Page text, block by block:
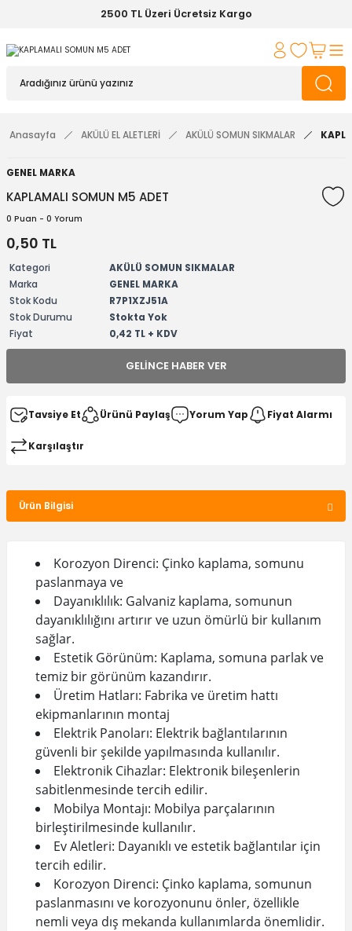
2500 TL Üzeri Ücretsiz Kargo
Anasayfa AKÜLÜ EL ALETLERİ AKÜLÜ SOMUN SIKMALAR
GENEL MARKA
KAPLAMALI SOMUN M5 ADET
0 Puan - 0 Yorum
0,50 TL
Kategori
AKÜLÜ SOMUN SIKMALAR
Marka
GENEL MARKA
Stok Kodu
R7P1XZJ51A
Stok Durumu
Stokta Yok
Fiyat
0,42 TL + KDV
GELINCE HABER VER
Tavsiye Et Ürünü Paylaş Yorum Yap Fiyat Alarmı
Karşılaştır
Ürün Bilgisi
Korozyon Direnci: Çinko kaplama, somunu
paslanmaya ve
Dayanıklılık: Galvaniz kaplama, somunun
dayanıklılığını artırır ve uzun ömürlü bir kullanım
sağlar.
Estetik Görünüm: Kaplama, somuna parlak ve
temiz bir görünüm kazandırır.
Üretim Hatları: Fabrika ve üretim hattı
ekipmanlarının montaj
Elektrik Panoları: Elektrik bağlantılarının
güvenli bir şekilde yapılmasında kullanılır.
Elektronik Cihazlar: Elektronik bileşenlerin
sabitlenmesinde tercih edilir.
Mobilya Montajı: Mobilya parçalarının
birleştirilmesinde kullanılır.
Ev Aletleri: Dayanıklı ve estetik bağlantılar için
tercih edilir.
Korozyon Direnci: Çinko kaplama, somunun
paslanmasını ve korozyonunu önler, özellikle
nemli veya dış mekanda kullanımlarda önemlidir.